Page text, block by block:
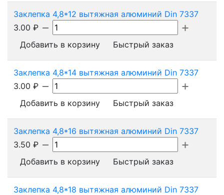
Заклепка 4,8*12 вытяжная алюминий Din 7337
3.00 ₽
Добавить в корзину
Быстрый заказ
Заклепка 4,8*14 вытяжная алюминий Din 7337
3.00 ₽
Добавить в корзину
Быстрый заказ
Заклепка 4,8*16 вытяжная алюминий Din 7337
3.50 ₽
Добавить в корзину
Быстрый заказ
Заклепка 4,8*18 вытяжная алюминий Din 7337